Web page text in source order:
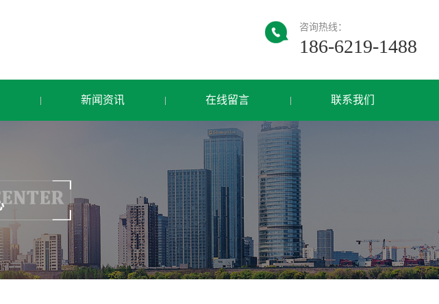
咨询热线：
186-6219-1488
新闻资讯 在线留言 联系我们